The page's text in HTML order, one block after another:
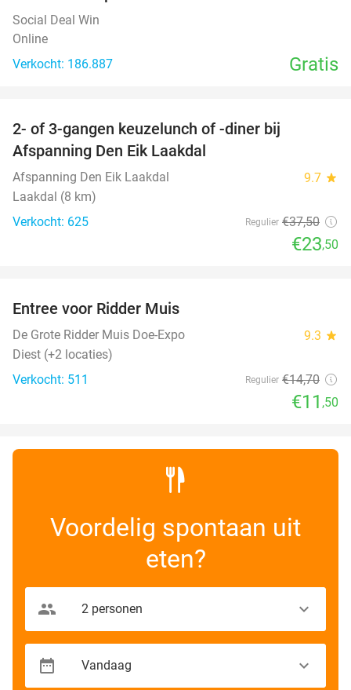
Social Deal Win
Online
Verkocht: 186.887
Gratis
2- of 3-gangen keuzelunch of -diner bij
Afspanning Den Eik Laakdal
Afspanning Den Eik Laakdal 9.7 star
Laakdal (8 km)
Verkocht: 625
Regulier €37,50
€23,50
Entree voor Ridder Muis
De Grote Ridder Muis Doe-Expo 9.3 star
Diest (+2 locaties)
Verkocht: 511
Regulier €14,70
€11 ,50
Voordelig spontaan uit
eten?